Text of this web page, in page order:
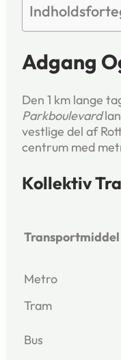
Adgang
Den 1 km lange
Parkboulevard
vestlige del af
centrum med
Kollektiv
Transportmiddel
Metro
Tram
Bus